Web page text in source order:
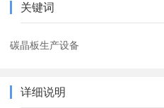
关键词
碳晶板生产设备
详细说明